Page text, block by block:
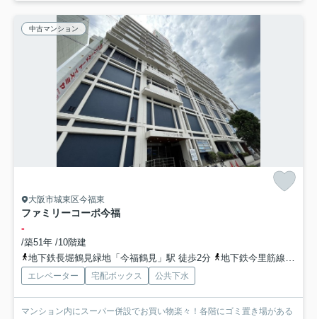
中古マンション
大阪市城東区今福東
ファミリーコーポ今福
-
/築51年 /10階建
地下鉄長堀鶴見緑地「今福鶴見」駅 徒歩2分
地下鉄今里筋線「蒲生四丁目」駅 徒歩15分
エレベーター 宅配ボックス 公共下水
マンション内にスーパー併設でお買い物楽々！各階にゴミ置き場がある